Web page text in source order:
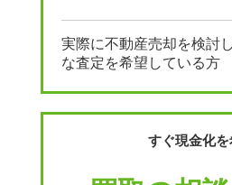
実際に不動産売却を検討
な査定を希望している方
すぐ現金化